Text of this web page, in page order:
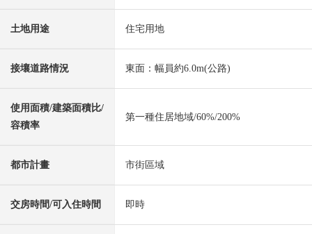
土地用途 住宅用地
接壤道路情況 東面：幅員約6.0m(公路)
使用面積/建築面積比/
容積率
第一種住居地域/60%/200%
都市計畫 市街區域
交房時間/可入住時間 即時